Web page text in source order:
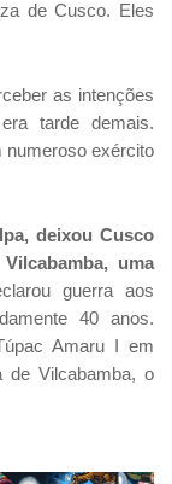
de Cusco. Eles
as intenções
tarde demais.
numeroso exército
deixou Cusco
uma
guerra aos
40 anos.
Amaru I em
de Vilcabamba, o